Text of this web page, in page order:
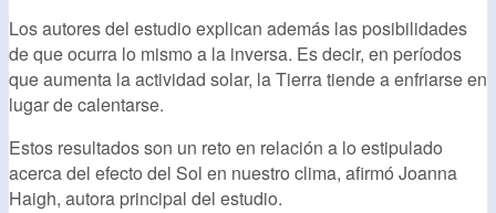
Los autores del estudio explican además las posibilidades
de que ocurra lo mismo a la inversa. Es decir, en períodos
que aumenta la actividad solar, la Tierra tiende a enfriarse en
lugar de calentarse.
Estos resultados son un reto en relación a lo estipulado
acerca del efecto del Sol en nuestro clima, afirmó Joanna
Haigh, autora principal del estudio.